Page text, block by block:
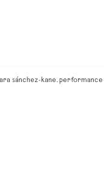
sánchez-kane. performance